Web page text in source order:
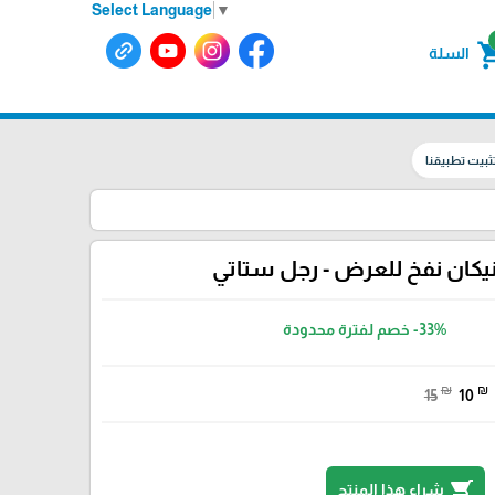
Select Language ▼
السلة
تطبيقنا
نفخ للعرض - رجل ستاتي
-33%خصم لفترة محدودة
15 ₪ 10 ₪
شراء هذا المنتج